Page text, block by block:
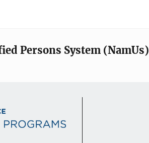
Persons System (NamUs)